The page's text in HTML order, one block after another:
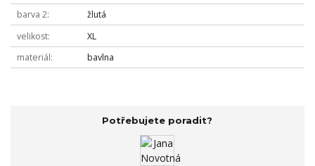
barva 2
žlutá
velikost
XL
materiál
bavlna
Potřebujete poradit?